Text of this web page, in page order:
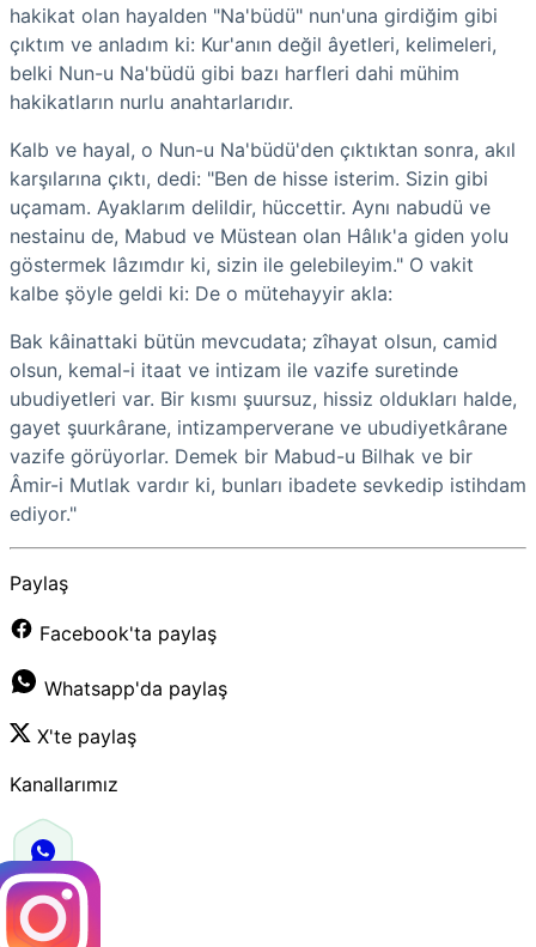
hakikat olan hayalden "Na'büdü" nun'una girdiğim gibi
çıktım ve anladım ki: Kur'anın değil âyetleri, kelimeleri,
belki Nun-u Na'büdü gibi bazı harfleri dahi mühim
hakikatların nurlu anahtarlarıdır.
Kalb ve hayal, o Nun-u Na'büdü'den çıktıktan sonra, akıl
karşılarına çıktı, dedi: "Ben de hisse isterim. Sizin gibi
uçamam. Ayaklarım delildir, hüccettir. Aynı nabudü ve
nestainu de, Mabud ve Müstean olan Hâlık'a giden yolu
göstermek lâzımdır ki, sizin ile gelebileyim." O vakit
kalbe şöyle geldi ki: De o mütehayyir akla:
Bak kâinattaki bütün mevcudata; zîhayat olsun, camid
olsun, kemal-i itaat ve intizam ile vazife suretinde
ubudiyetleri var. Bir kısmı şuursuz, hissiz oldukları halde,
gayet şuurkârane, intizamperverane ve ubudiyetkârane
vazife görüyorlar. Demek bir Mabud-u Bilhak ve bir
Âmir-i Mutlak vardır ki, bunları ibadete sevkedip istihdam
ediyor."
Paylaş
Facebook'ta paylaş
Whatsapp'da paylaş
X'te paylaş
Kanallarımız